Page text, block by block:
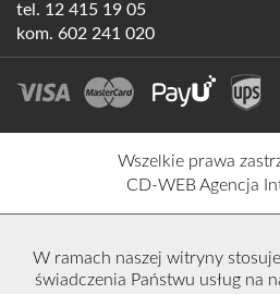
tel. 12 415 19 05
kom. 602 241 020
Wszelkie prawa
CD-WEB Agencja
W ramach naszej witryny
świadczenia Państwu usług na